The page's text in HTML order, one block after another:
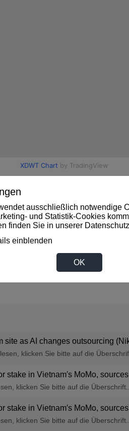
ausschließlich notwendige
und Statistik-Cookies
finden Sie in unserer
einblenden
OK
site as AI changes outsourcing
klicken Sie bitte auf die
stake in Vietnam′s MoMo,
klicken Sie bitte auf die Überschrift...
stake in Vietnam′s MoMo,
klicken Sie bitte auf die Überschrift...